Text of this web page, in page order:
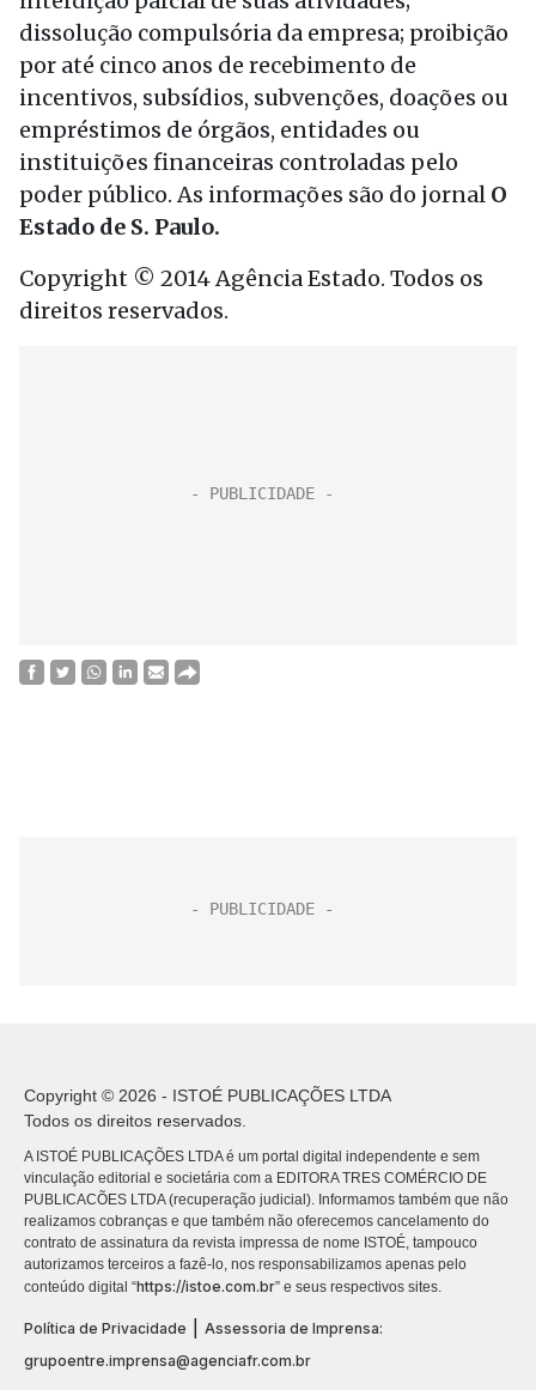
dissolução compulsória da empresa; proibição
por até cinco anos de recebimento de
incentivos, subsídios, subvenções, doações ou
empréstimos de órgãos, entidades ou
instituições financeiras controladas pelo
poder público. As informações são do jornal O
Estado de S. Paulo.
Copyright © 2014 Agência Estado. Todos os
direitos reservados.
Copyright © 2026 - ISTOÉ PUBLICAÇÕES LTDA
Todos os direitos reservados.
A ISTOÉ PUBLICAÇÕES LTDA é um portal digital independente e sem
vinculação editorial e societária com a EDITORA TRES COMÉRCIO DE
PUBLICACÕES LTDA (recuperação judicial). Informamos também que não
realizamos cobranças e que também não oferecemos cancelamento do
contrato de assinatura da revista impressa de nome ISTOÉ, tampouco
autorizamos terceiros a fazê-lo, nos responsabilizamos apenas pelo
conteúdo digital “https://istoe.com.br” e seus respectivos sites.
Política de Privacidade
Assessoria de Imprensa:
grupoentre.imprensa@agenciafr.com.br